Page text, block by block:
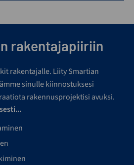
rakentajapiiriin
rakentajalle. Liity Smartian
sinulle kiinnostuksesi
rakennusprojektisi avuksi.